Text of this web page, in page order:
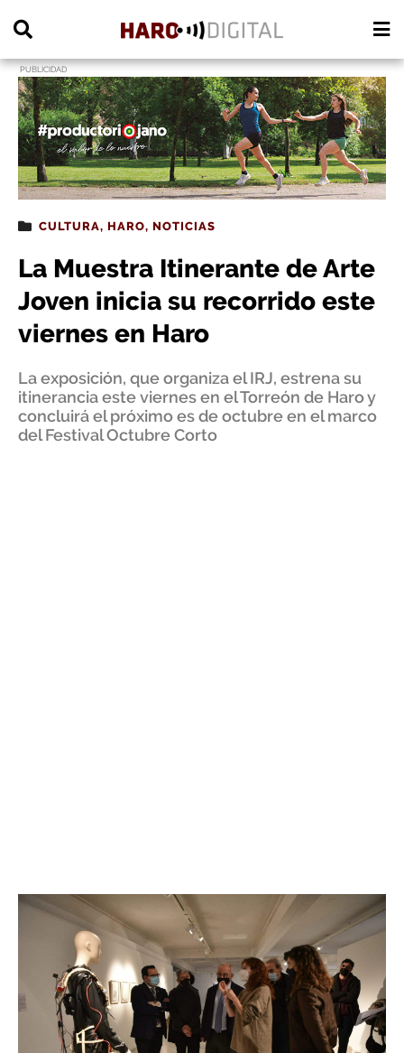
PUBLICIDAD
CULTURA, HARO, NOTICIAS
La Muestra Itinerante de Arte
Joven inicia su recorrido este
viernes en Haro
La exposición, que organiza el IRJ, estrena su
itinerancia este viernes en el Torreón de Haro y
concluirá el próximo es de octubre en el marco
del Festival Octubre Corto